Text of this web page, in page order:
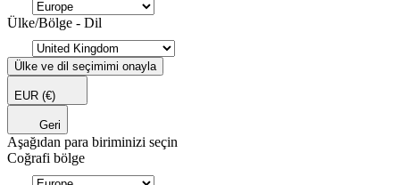
Ülke/Bölge - Dil
Ülke ve dil seçimimi onayla
EUR (€)
Geri
Aşağıdan para biriminizi seçin
Coğrafi bölge